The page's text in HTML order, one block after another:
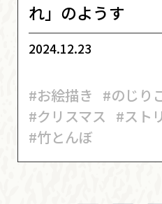
れ」のようす
2024.12.23
#お絵描き #のじり
#クリスマス #スト
#竹とんぼ